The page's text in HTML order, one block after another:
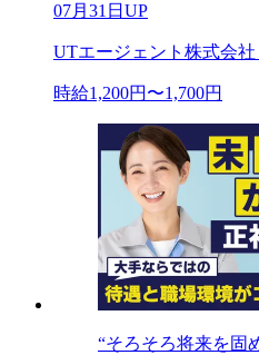
07月31日UP
UTエージェント株式会
時給1,200円〜1,700円
“そろそろ将来を固